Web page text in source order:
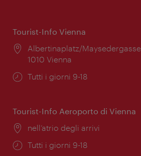
Tourist-Info Vienna
Posizione:
Albertinaplatz/Maysedergasse
1010 Vienna
Orari
Tutti i giorni 9-18
Tourist-Info Aeroporto di Vienna
Posizione:
nell’atrio degli arrivi
Orari
Tutti i giorni 9-18